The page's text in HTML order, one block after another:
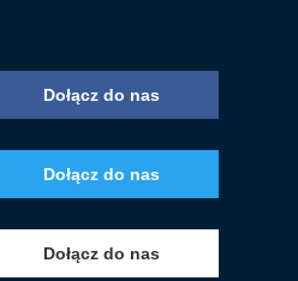
Dołącz do nas
Dołącz do nas
Dołącz do nas